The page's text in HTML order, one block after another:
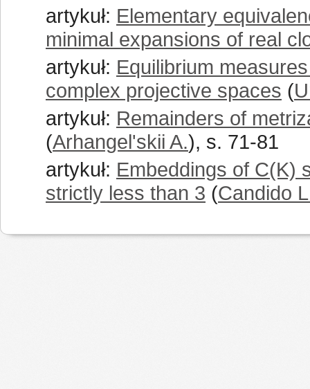
artykuł: Elementary
minimal expansions of real
artykuł: Equilibrium
complex projective spaces (
artykuł: Remainders of
(Arhangel'skii A.), s. 71-81
artykuł: Embeddings of C(K)
strictly less than 3 (Candido